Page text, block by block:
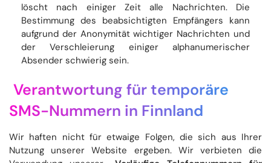
löscht nach einiger Zeit alle Nachrichten. Die
Bestimmung des beabsichtigten Empfängers kann
aufgrund der Anonymität wichtiger Nachrichten und
der Verschleierung einiger alphanumerischer
Absender schwierig sein.
Verantwortung für temporäre
SMS-Nummern in Finnland
Wir haften nicht für etwaige Folgen, die sich aus Ihrer
Nutzung unserer Website ergeben. Wir verbieten die